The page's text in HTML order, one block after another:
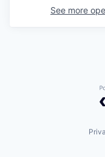
See more